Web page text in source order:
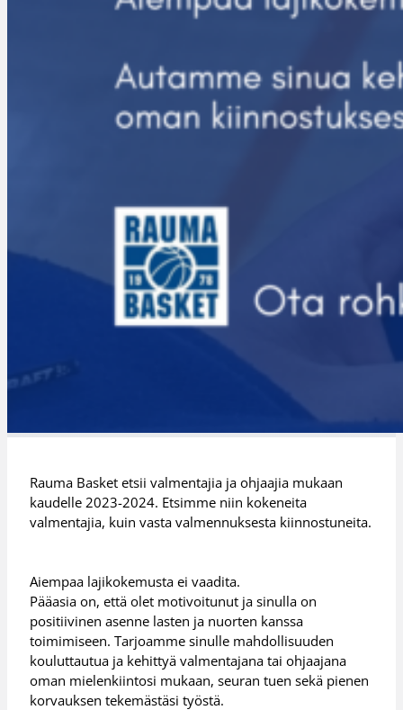
Rauma Basket etsii valmentajia ja ohjaajia mukaan
kaudelle 2023-2024. Etsimme niin kokeneita
valmentajia, kuin vasta valmennuksesta kiinnostuneita.
Aiempaa lajikokemusta ei vaadita.⁠
Pääasia on, että olet motivoitunut ja sinulla on
positiivinen asenne lasten ja nuorten kanssa
toimimiseen. Tarjoamme sinulle mahdollisuuden
kouluttautua ja kehittyä valmentajana tai ohjaajana
oman mielenkiintosi mukaan, seuran tuen sekä pienen
korvauksen tekemästäsi työstä. ⁠